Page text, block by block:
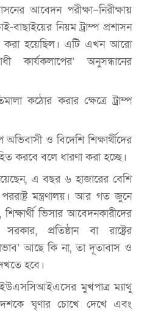
আবেদন পরীক্ষা–নিরীক্ষায়
বাছাইয়ের নিয়ম ট্রাম্প প্রশাসন
করা হয়েছিল। এটি এখন আরো
কার্যকলাপের’ অনুসন্ধানের
কঠোর করার ক্ষেত্রে ট্রাম্প
ও বিদেশি শিক্ষার্থীদের
করবে বলে ধারণা করা হচ্ছে।
এ বছর ৬ হাজারের বেশি
মন্ত্রণালয়। আর গত জুনে
শিক্ষার্থী ভিসার আবেদনকারীদের
প্রতিষ্ঠান বা রাষ্ট্রের
আছে কি না, তা দূতাবাস ও
হবে।
মুখপাত্র ম্যাথু
ঘৃণার চোখে দেখে এবং